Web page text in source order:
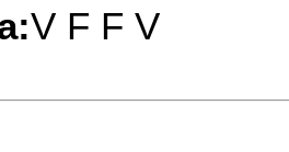
V F F V